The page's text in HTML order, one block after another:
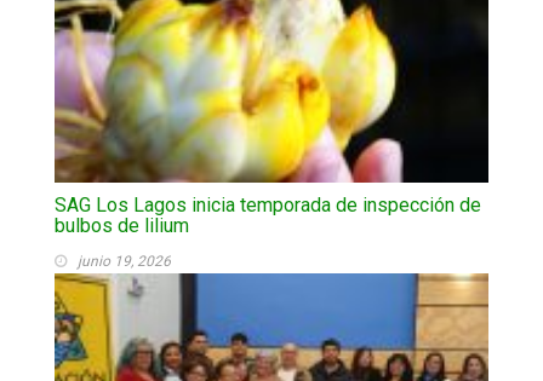
SAG Los Lagos inicia temporada de inspección de
bulbos de lilium
junio 19, 2026